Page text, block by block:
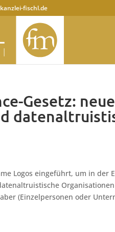
fischl.de
Gesetz:
Logos eingeführt, um in der
(Einzelpersonen oder